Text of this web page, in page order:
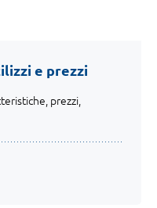
e prezzi
prezzi,